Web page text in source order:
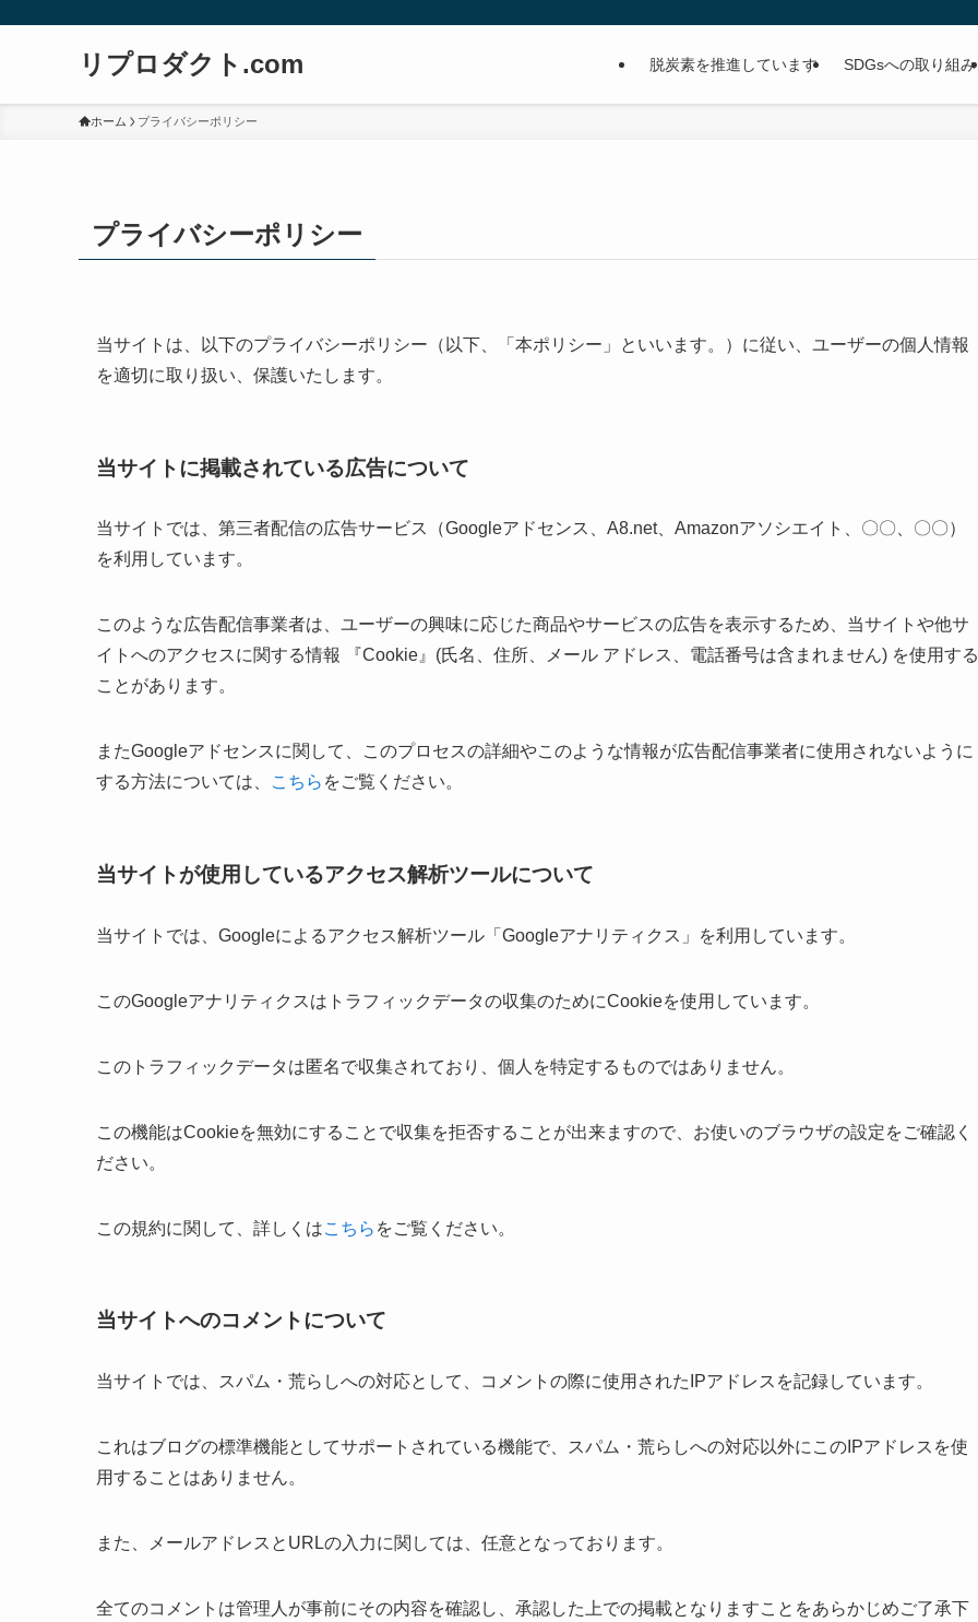
リプロダクト.com 脱炭素を推進しています SDGsへの取り組み
ホーム プライバシーポリシー
プライバシーポリシー
当サイトは、以下のプライバシーポリシー（以下、「本ポリシー」といいます。）に従い、ユーザーの個人情報
を適切に取り扱い、保護いたします。
当サイトに掲載されている広告について
当サイトでは、第三者配信の広告サービス（Googleアドセンス、A8.net、Amazonアソシエイト、〇〇、〇〇）
を利用しています。
このような広告配信事業者は、ユーザーの興味に応じた商品やサービスの広告を表示するため、当サイトや他サ
イトへのアクセスに関する情報 『Cookie』(氏名、住所、メール アドレス、電話番号は含まれません) を使用する
ことがあります。
またGoogleアドセンスに関して、このプロセスの詳細やこのような情報が広告配信事業者に使用されないように
する方法については、
こちら をご覧ください。
当サイトが使用しているアクセス解析ツールについて
当サイトでは、Googleによるアクセス解析ツール「Googleアナリティクス」を利用しています。
このGoogleアナリティクスはトラフィックデータの収集のためにCookieを使用しています。
このトラフィックデータは匿名で収集されており、個人を特定するものではありません。
この機能はCookieを無効にすることで収集を拒否することが出来ますので、お使いのブラウザの設定をご確認く
ださい。
この規約に関して、詳しくはこちら をご覧ください。
当サイトへのコメントについて
当サイトでは、スパム・荒らしへの対応として、コメントの際に使用されたIPアドレスを記録しています。
これはブログの標準機能としてサポートされている機能で、スパム・荒らしへの対応以外にこのIPアドレスを使
用することはありません。
また、メールアドレスとURLの入力に関しては、任意となっております。
全てのコメントは管理人が事前にその内容を確認し、承認した上での掲載となりますことをあらかじめご了承下